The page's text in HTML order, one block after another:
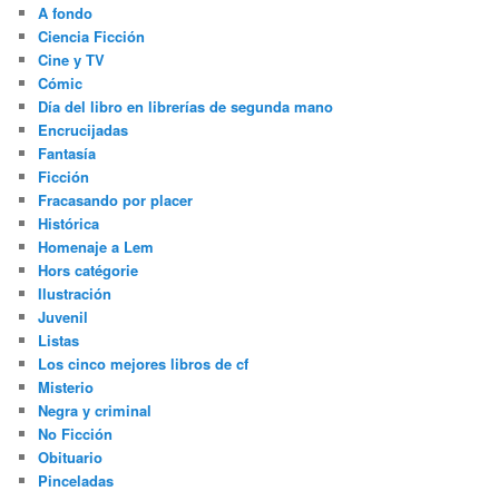
A fondo
Ciencia Ficción
Cine y TV
Cómic
Día del libro en librerías de segunda mano
Encrucijadas
Fantasía
Ficción
Fracasando por placer
Histórica
Homenaje a Lem
Hors catégorie
Ilustración
Juvenil
Listas
Los cinco mejores libros de cf
Misterio
Negra y criminal
No Ficción
Obituario
Pinceladas